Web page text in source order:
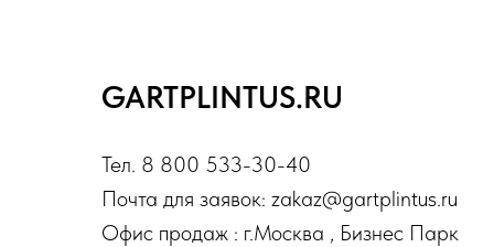
GARTPLINTUS.RU
Тел. 8 800 533-30-40
Почта для заявок: zakaz@gartplintus.ru
Офис продаж : г.Москва , Бизнес Парк